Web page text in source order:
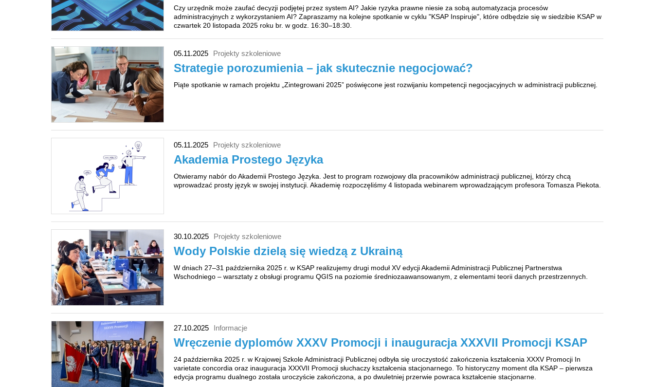
Czy urzędnik może zaufać decyzji podjętej przez system AI? Jakie ryzyka prawne niesie za sobą automatyzacja procesów
administracyjnych z wykorzystaniem AI? Zapraszamy na kolejne spotkanie w cyklu "KSAP Inspiruje", które odbędzie się w siedzibie KSAP w
czwartek 20 listopada 2025 roku br. w godz. 16:30–18:30.
05.11.2025 Projekty szkoleniowe
Strategie porozumienia – jak skutecznie negocjować?
Piąte spotkanie w ramach projektu „Zintegrowani 2025” poświęcone jest rozwijaniu kompetencji negocjacyjnych w administracji publicznej.
05.11.2025 Projekty szkoleniowe
Akademia Prostego Języka
Otwieramy nabór do Akademii Prostego Języka. Jest to program rozwojowy dla pracowników administracji publicznej, którzy chcą
wprowadzać prosty język w swojej instytucji. Akademię rozpoczęliśmy 4 listopada webinarem wprowadzającym profesora Tomasza Piekota.
30.10.2025 Projekty szkoleniowe
Wody Polskie dzielą się wiedzą z Ukrainą
W dniach 27–31 października 2025 r. w KSAP realizujemy drugi moduł XV edycji Akademii Administracji Publicznej Partnerstwa
Wschodniego – warsztaty z obsługi programu QGIS na poziomie średniozaawansowanym, z elementami teorii danych przestrzennych.
27.10.2025 Informacje
Wręczenie dyplomów XXXV Promocji i inauguracja XXXVII Promocji KSAP
24 października 2025 r. w Krajowej Szkole Administracji Publicznej odbyła się uroczystość zakończenia kształcenia XXXV Promocji In
varietate concordia oraz inauguracja XXXVII Promocji słuchaczy kształcenia stacjonarnego. To historyczny moment dla KSAP – pierwsza
edycja programu dualnego została uroczyście zakończona, a po dwuletniej przerwie powraca kształcenie stacjonarne.